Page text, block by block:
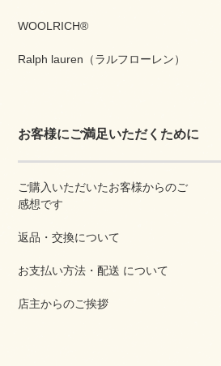
WOOLRICH®
Ralph lauren（ラルフローレン）
お客様にご満足いただくために
ご購入いただいたお客様からのご
感想です
返品・交換について
お支払い方法・配送 について
店主からのご挨拶